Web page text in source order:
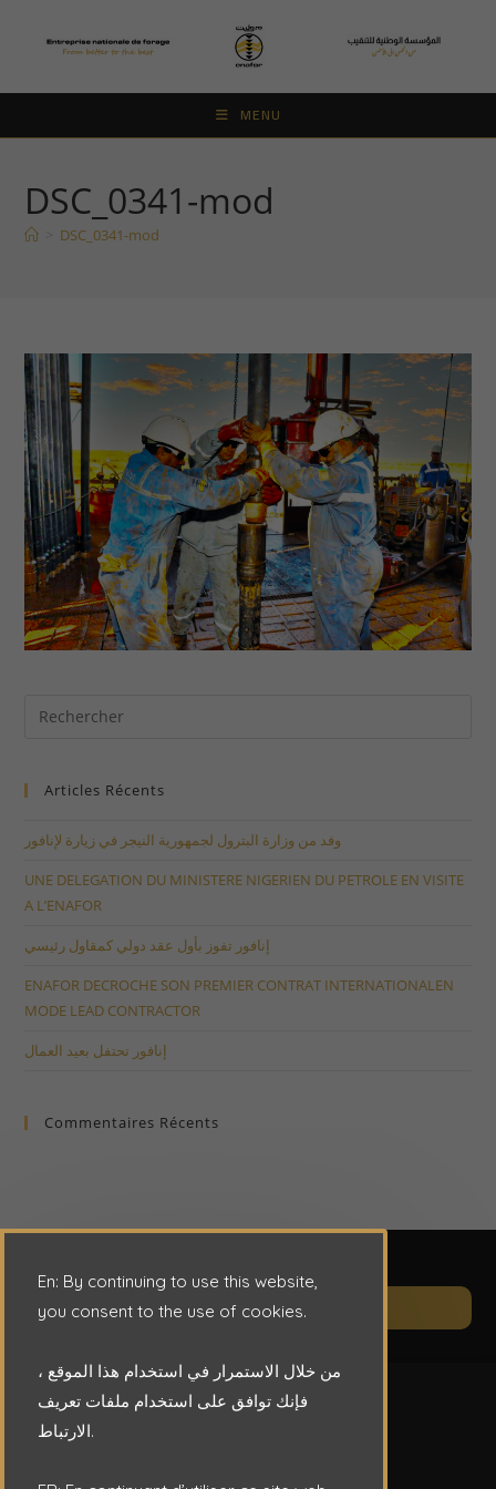
MENU
DSC_0341-mod
DSC_0341-mod
Articles Récents
وفد من وزارة البترول لجمهورية النيجر في زيارة لإنافور
UNE DELEGATION DU MINISTERE NIGERIEN DU PETROLE EN VISITE
A L’ENAFOR
إنافور تفوز بأول عقد دولي كمقاول رئيسي
ENAFOR DECROCHE SON PREMIER CONTRAT INTERNATIONALEN
MODE LEAD CONTRACTOR
إنافور تحتفل بعيد العمال
Commentaires Récents
CONTACT
in
En: By continuing to use this website,
you consent to the use of cookies.
من خلال الاستمرار في استخدام هذا الموقع ،
فإنك توافق على استخدام ملفات تعريف
الارتباط.